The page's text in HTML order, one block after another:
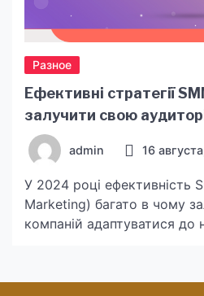
Разное
Ефективні стратегії
залучити свою
admin 16
У 2024 році ефективність
Marketing) багато в чому
компаній адаптуватися до
ми розглянемо ключові